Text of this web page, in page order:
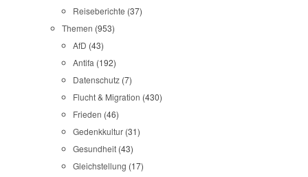
Reiseberichte (37)
Themen (953)
AfD (43)
Antifa (192)
Datenschutz (7)
Flucht & Migration (430)
Frieden (46)
Gedenkkultur (31)
Gesundheit (43)
Gleichstellung (17)